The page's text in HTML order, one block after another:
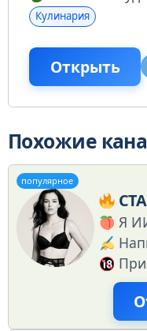
Кулинария
Открыть
Похожие
популярное
Я